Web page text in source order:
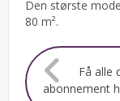
Den største
80 m².
Få alle
abonnement